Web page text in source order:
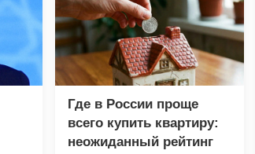
Где в России проще
всего купить квартиру:
неожиданный рейтинг